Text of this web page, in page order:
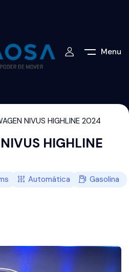
Menu
NIVUS HIGHLINE 2024
HIGHLINE
Automática Gasolina